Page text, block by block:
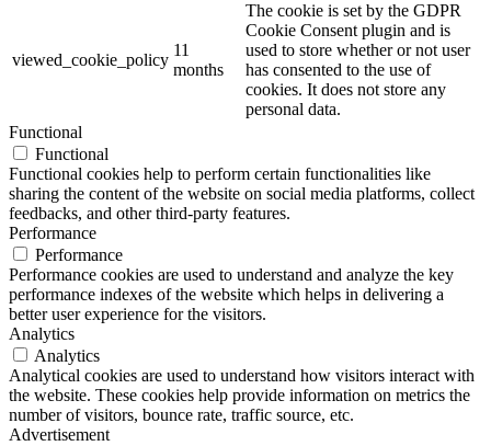
viewed_cookie_policy
11
months
The cookie is set by the GDPR
Cookie Consent plugin and is
used to store whether or not user
has consented to the use of
cookies. It does not store any
personal data.
Functional
Functional
Functional cookies help to perform certain functionalities like
sharing the content of the website on social media platforms, collect
feedbacks, and other third-party features.
Performance
Performance
Performance cookies are used to understand and analyze the key
performance indexes of the website which helps in delivering a
better user experience for the visitors.
Analytics
Analytics
Analytical cookies are used to understand how visitors interact with
the website. These cookies help provide information on metrics the
number of visitors, bounce rate, traffic source, etc.
Advertisement